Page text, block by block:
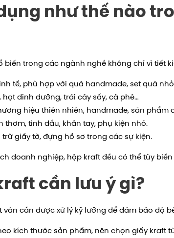
như thế nào
biến trong các ngành nghề không chỉ vì tiết
tế, phù hợp với quà handmade, set quà
dinh dưỡng, trái cây sấy, cà phê…
hiệu thiên nhiên, handmade, sản phẩm
thơm, tinh dầu, khăn tay, phụ kiện nhỏ.
giấy tờ, đựng hồ sơ trong các sự kiện.
doanh nghiệp, hộp kraft đều có thể tùy
cần lưu ý gì?
cần được xử lý kỹ lưỡng để đảm bảo độ
kích thước sản phẩm, nên chọn giấy kraft